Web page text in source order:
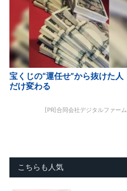
宝くじの“運任せ”から抜けた人
だけ変わる
[PR]合同会社デジタルファーム
こちらも人気